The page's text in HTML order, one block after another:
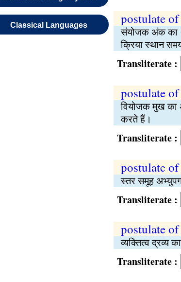
Classical Languages postulate
संयोजक अंक का
क्रिया स्थान
Transliterate :
postulate
वियोजक मुख का
करते हैं।
Transliterate :
postulate
स्तर समूह
Transliterate :
postulate
व्यक्तित्व द्रव्य
Transliterate :